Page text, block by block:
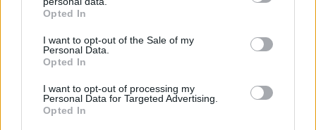
grant or deny consent to Google and its third-party tags to
use your data for below specified purposes in below Google
consent section.
Opted In
I want to opt-out of the Sale of my
Personal Data.
Opted In
I want to opt-out of processing my
Personal Data for Targeted Advertising.
Opted In